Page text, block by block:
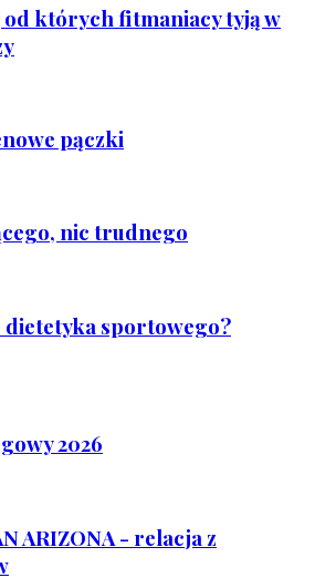
od których fitmaniacy tyją w
pączki
nic trudnego
dietetyka sportowego?
2026
ARIZONA - relacja z